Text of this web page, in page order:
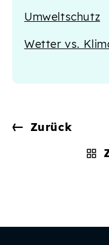
Umweltschutz
Wetter vs.
Zurück